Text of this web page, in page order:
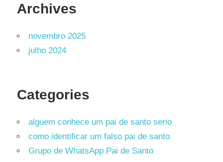
Archives
novembro 2025
julho 2024
Categories
alguem conhece um pai de santo serio
como identificar um falso pai de santo
Grupo de WhatsApp Pai de Santo